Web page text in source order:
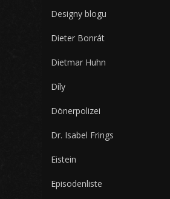
Designy blogu
Dieter Bonrát
Dietmar Huhn
Díly
Dönerpolizei
Dr. Isabel Frings
Eistein
Episodenliste